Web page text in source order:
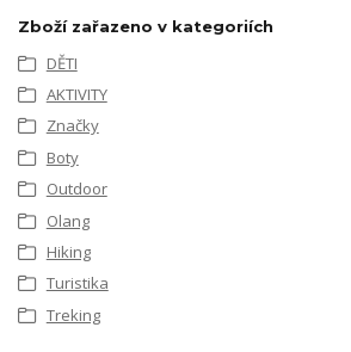
Zboží zařazeno v kategoriích
DĚTI
AKTIVITY
Značky
Boty
Outdoor
Olang
Hiking
Turistika
Treking